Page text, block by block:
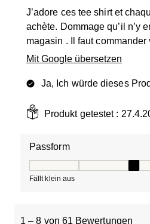
J’adore ces tee shirt et
achète. Dommage qu’il n’y
magasin . Il faut commander
Mit Google übersetzen
Ja, Ich würde dieses
Produkt getestet :
Passform
Fällt klein aus
1 – 8 von 61 Bewertungen